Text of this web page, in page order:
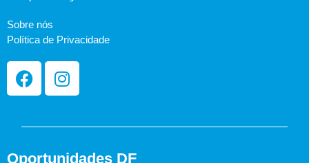
Sobre nós
Política de Privacidade
Oportunidades DF